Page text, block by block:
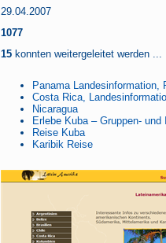
29.04.2007
1077
15 konnten weitergeleitet werden ...
Panama Landesinformation,
Costa Rica,
Nicaragua
Erlebe Kuba – Gruppen- und
Reise Kuba
Karibik Reise